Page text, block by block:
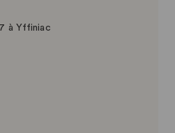
à Yffiniac